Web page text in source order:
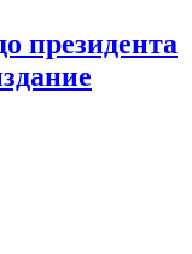
президента